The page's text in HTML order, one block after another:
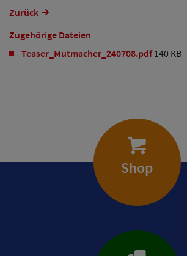
Zurück
Zugehörige Dateien
Teaser_Mutmacher_240708.pdf140 KB
Shop